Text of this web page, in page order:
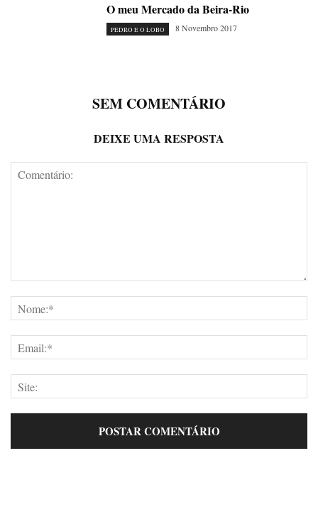
O meu Mercado da Beira-Rio
PEDRO E O LOBO 8 Novembro 2017
SEM COMENTÁRIO
DEIXE UMA RESPOSTA